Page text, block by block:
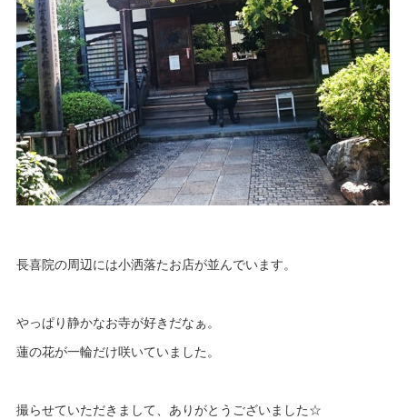
長喜院の周辺には小洒落たお店が並んでいます。
やっぱり静かなお寺が好きだなぁ。
蓮の花が一輪だけ咲いていました。
撮らせていただきまして、ありがとうございました☆